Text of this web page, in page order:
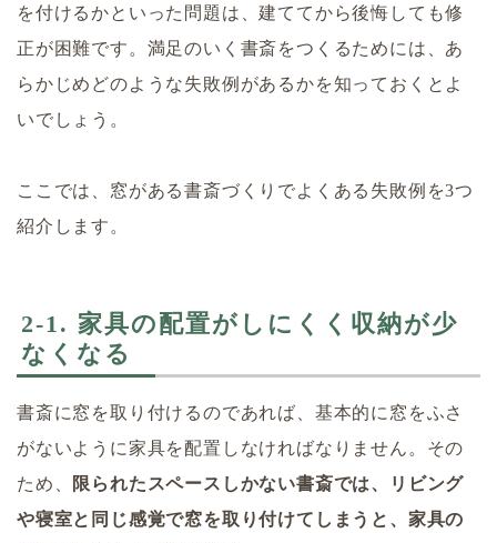
を付けるかといった問題は、建ててから後悔しても修
正が困難です。満足のいく書斎をつくるためには、あ
らかじめどのような失敗例があるかを知っておくとよ
いでしょう。
ここでは、窓がある書斎づくりでよくある失敗例を3つ
紹介します。
2-1. 家具の配置がしにくく収納が少
なくなる
書斎に窓を取り付けるのであれば、基本的に窓をふさ
がないように家具を配置しなければなりません。その
ため、 限られたスペースしかない書斎では、リビング
や寝室と同じ感覚で窓を取り付けてしまうと、家具の